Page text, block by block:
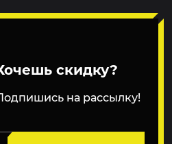
скидку?
на рассылку!